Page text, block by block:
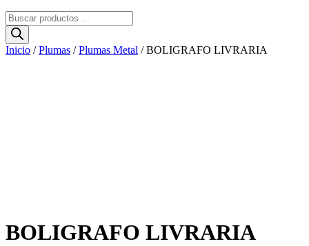
Búsqueda
de
productos
Inicio /Plumas /Plumas Metal / BOLIGRAFO LIVRARIA
BOLIGRAFO LIVRARIA